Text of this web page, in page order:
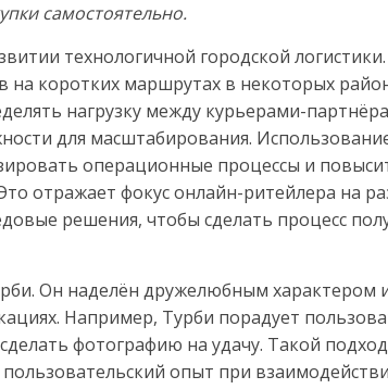
самостоятельно.
технологичной городской логистики.
на коротких маршрутах в некоторых
нагрузку между курьерами-
для масштабирования.
операционные процессы и
отражает фокус онлайн-ритейлера на
решения, чтобы сделать процесс
Он наделён дружелюбным характером
Например, Турби порадует
фотографию на удачу. Такой подход
опыт при